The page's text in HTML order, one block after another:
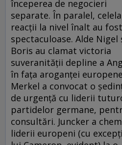
începerea de negocieri
separate. În paralel,
reacții la nivel înalt au fost
spectaculoase. Alde Nigel
Boris au clamat victoria
suveranității depline a
în fața aroganței
Merkel a convocat o
de urgență cu liderii
partidelor germane,
consultări. Juncker a
liderii europeni (cu